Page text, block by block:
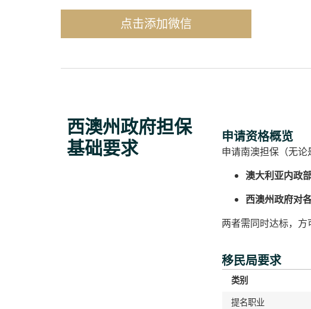
点击添加微信
西澳州政府担保
基础要求
申请资格概览
申请南澳担保（无论
澳大利亚内政
西澳州政府对
两者需同时达标，方
移民局要求
类别
提名职业